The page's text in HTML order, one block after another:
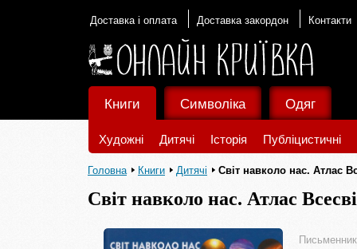
Доставка і оплата Доставка закордон Контакти
Книги
Художні Дитячі Історія Публіцистичні
Символіка Одяг
Головна Книги Дитячі Світ навколо нас. Атлас
Світ навколо нас. Атлас